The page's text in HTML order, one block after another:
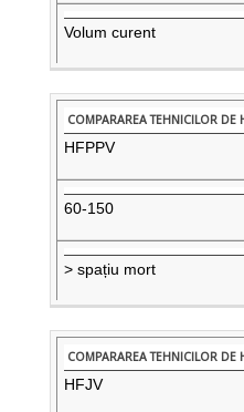
Volum curent
HFPPV
60-150
> spațiu mort
HFJV